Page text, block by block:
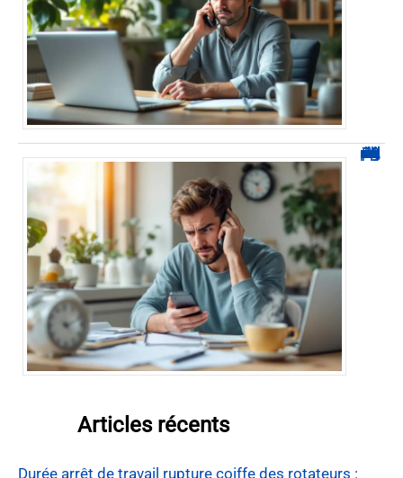
0270 démarchage : comment repérer, bloquer et signaler ces appels
Articles récents
Durée arrêt de travail rupture coiffe des rotateurs :